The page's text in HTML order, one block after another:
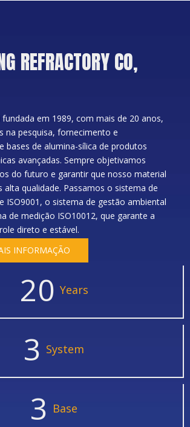
REFRACTORY CO,
em 1989, com mais de 20 anos,
na pesquisa, fornecimento e
bases de alumina-sílica de produtos
avançadas. Sempre objetivamos
do futuro e garantir que nosso material
alta qualidade. Passamos o sistema de
ISO9001, o sistema de gestão ambiental
de medição ISO10012, que garante a
direto e estável.
INFORMAÇÃO
20 Years
3 System
3 Base